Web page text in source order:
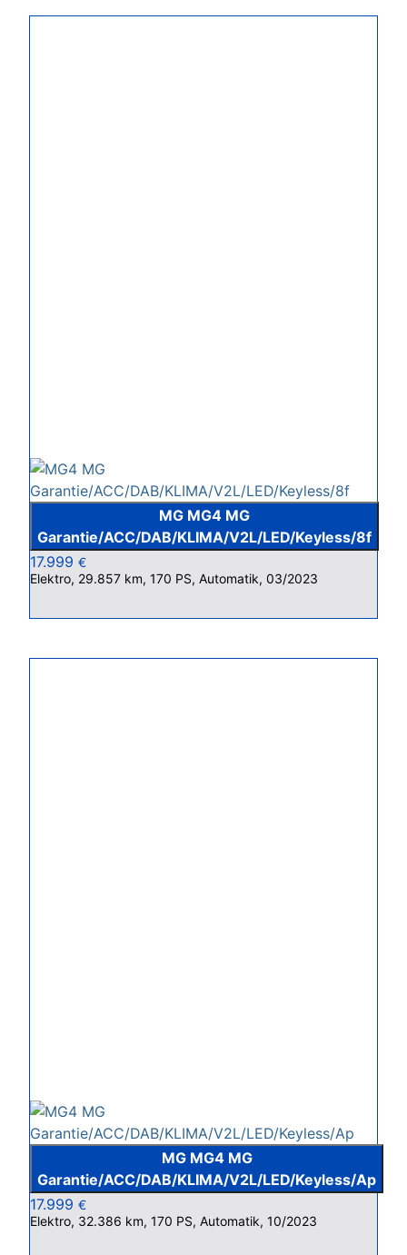
MG MG4 MG
Garantie/ACC/DAB/KLIMA/V2L/LED/Keyless/8f
17.999 €
Elektro, 29.857 km, 170 PS, Automatik, 03/2023
MG MG4 MG
Garantie/ACC/DAB/KLIMA/V2L/LED/Keyless/Ap
17.999 €
Elektro, 32.386 km, 170 PS, Automatik, 10/2023